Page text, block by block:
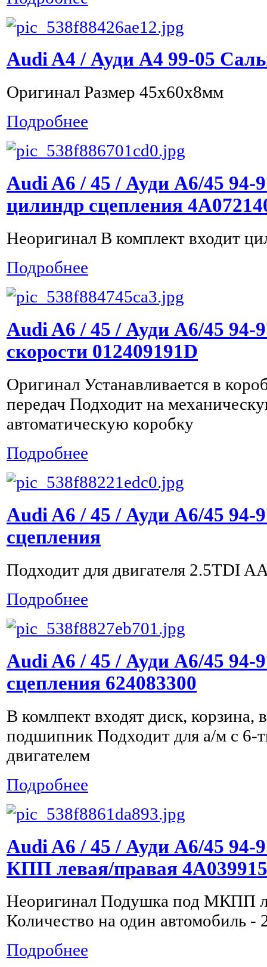
Audi A4 / Ауди А4 99-05
Оригинал Размер 45x60x8мм
Подробнее
Audi A6 / 45 / Ауди А6/45 94-
цилиндр сцепления
Неоригинал В комплект входит
Подробнее
Audi A6 / 45 / Ауди А6/45 94-
скорости 012409191D
Оригинал Устанавливается в
передач Подходит на
автоматическую коробку
Подробнее
Audi A6 / 45 / Ауди А6/45 94-
сцепления
Подходит для двигателя 2.5TDI
Подробнее
Audi A6 / 45 / Ауди А6/45 94-
сцепления 624083300
В комлпект входят диск,
подшипник Подходит для а/м с 6-
двигателем
Подробнее
Audi A6 / 45 / Ауди А6/45
КПП левая/правая
Неоригинал Подушка под МКПП
Количество на один автомобиль -
Подробнее